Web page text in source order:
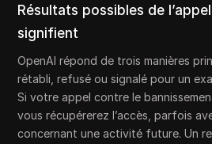
Résultats possibles de
signifient
OpenAI répond de trois manières
rétabli, refusé ou signalé pour un
Si votre appel contre le
vous récupérerez l’accès, parfois
concernant une activité future. Un